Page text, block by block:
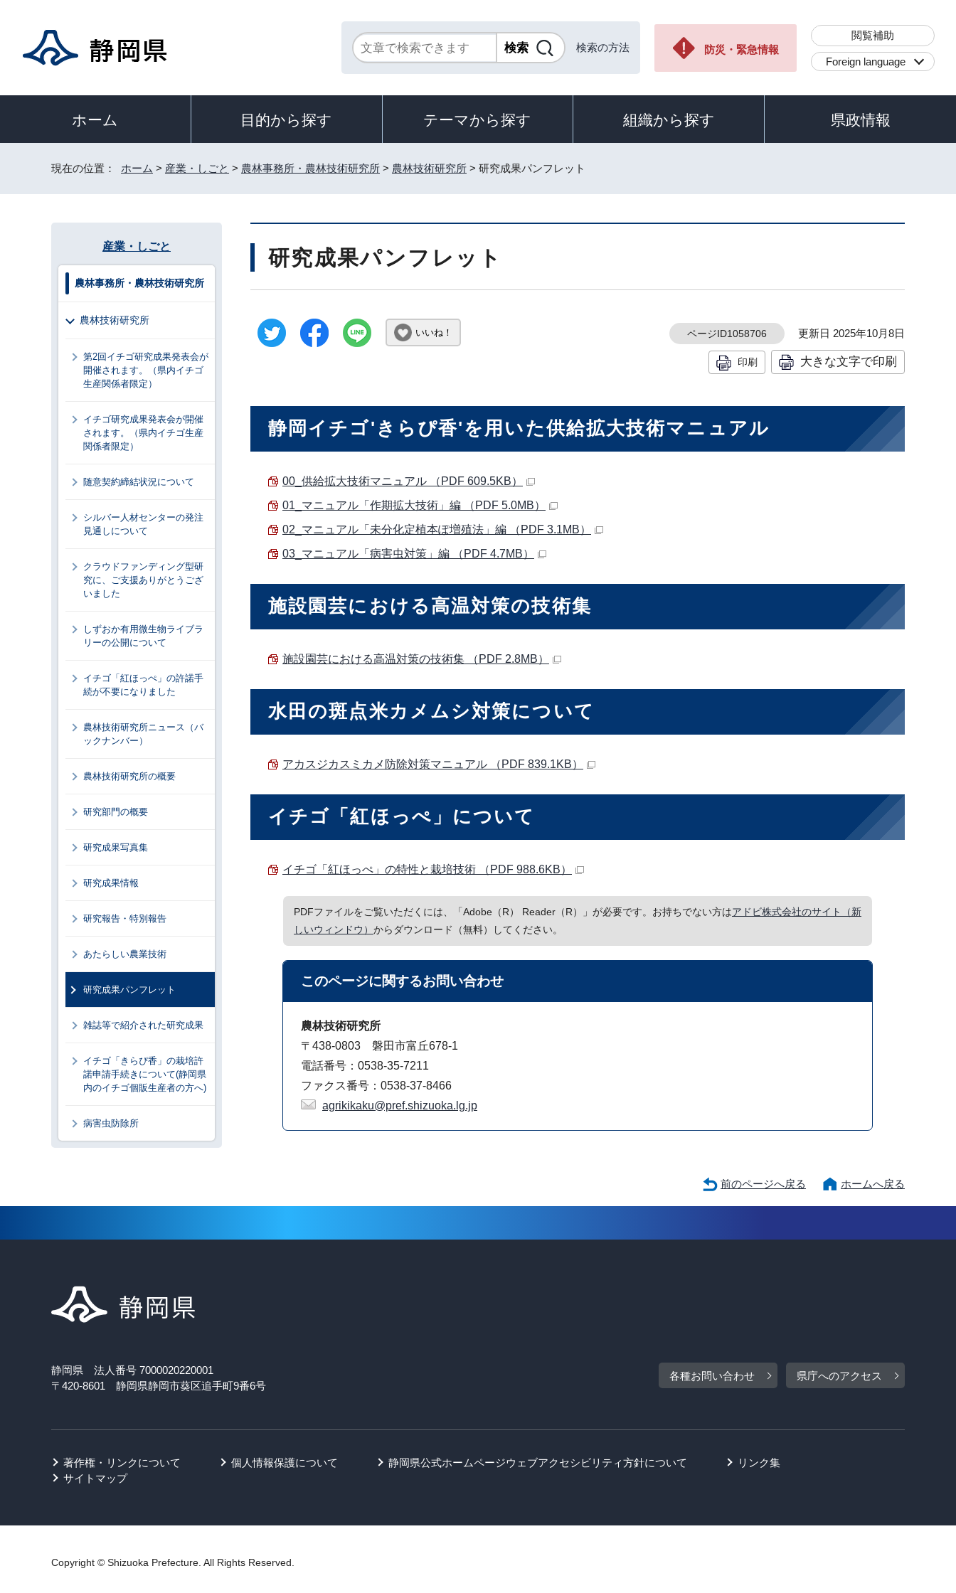
検索の方法 防災・緊急情報
閲覧補助
Foreign language
ホーム 目的から探す テーマから探す 組織から探す 県政情報
現在の位置： ホーム > 産業・しごと > 農林事務所・農林技術研究所 > 農林技術研究所 > 研究成果パンフレット
研究成果パンフレット
いいね！ ページID1058706 更新日 2025年10月8日
印刷 大きな文字で印刷
静岡イチゴ'きらぴ香'を用いた供給拡大技術マニュアル
00_供給拡大技術マニュアル （PDF 609.5KB）
01_マニュアル「作期拡大技術」編 （PDF 5.0MB）
02_マニュアル「未分化定植本ぽ増殖法」編 （PDF 3.1MB）
03_マニュアル「病害虫対策」編 （PDF 4.7MB）
施設園芸における高温対策の技術集
施設園芸における高温対策の技術集 （PDF 2.8MB）
水田の斑点米カメムシ対策について
アカスジカスミカメ防除対策マニュアル （PDF 839.1KB）
イチゴ「紅ほっぺ」について
イチゴ「紅ほっぺ」の特性と栽培技術 （PDF 988.6KB）
PDFファイルをご覧いただくには、「Adobe（R） Reader（R）」が必要です。お持ちでない方はアドビ株式会社のサイト（新
しいウィンドウ） からダウンロード（無料）してください。
このページに関するお問い合わせ
農林技術研究所
〒438-0803 磐田市富丘678-1
電話番号：0538-35-7211
ファクス番号：0538-37-8466
agrikikaku@pref.shizuoka.lg.jp
産業・しごと
農林事務所・農林技術研究所
農林技術研究所
第2回イチゴ研究成果発表会が
開催されます。（県内イチゴ
生産関係者限定）
イチゴ研究成果発表会が開催
されます。（県内イチゴ生産
関係者限定）
随意契約締結状況について
シルバー人材センターの発注
見通しについて
クラウドファンディング型研
究に、ご支援ありがとうござ
いました
しずおか有用微生物ライブラ
リーの公開について
イチゴ「紅ほっぺ」の許諾手
続が不要になりました
農林技術研究所ニュース（バ
ックナンバー）
農林技術研究所の概要
研究部門の概要
研究成果写真集
研究成果情報
研究報告・特別報告
あたらしい農業技術
研究成果パンフレット
雑誌等で紹介された研究成果
イチゴ「きらぴ香」の栽培許
諾申請手続きについて(静岡県
内のイチゴ個販生産者の方へ)
病害虫防除所
前のページへ戻る ホームへ戻る
静岡県 法人番号 7000020220001
〒420-8601 静岡県静岡市葵区追手町9番6号
各種お問い合わせ 県庁へのアクセス
著作権・リンクについて 個人情報保護について 静岡県公式ホームページウェブアクセシビリティ方針について
リンク集
サイトマップ
Copyright © Shizuoka Prefecture. All Rights Reserved.